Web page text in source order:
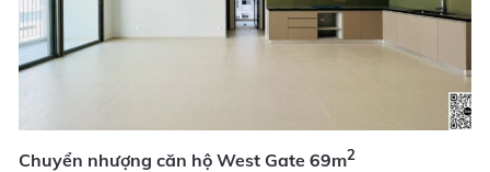
Chuyển nhượng căn hộ West Gate 69m2